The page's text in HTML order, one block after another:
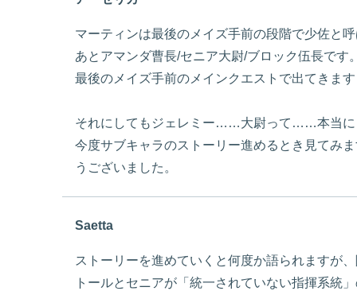
マーティンは最後のメイズ手前の段階で少佐と
あとアマンダ曹長/セニア大尉/ブロック伍長です
最後のメイズ手前のメインクエストで出てきま
それにしてもジェレミー……大尉って……本当に
今度サブキャラのストーリー進めるとき見てみ
うございました。
Saetta
ストーリーを進めていくと何度か語られますが
トールとセニアが「統一されていない指揮系統